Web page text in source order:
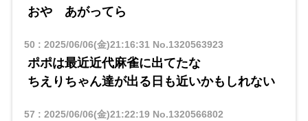
おや あがってら
50 : 2025/06/06(金)21:16:31No.1320563923
ポポは最近近代麻雀に出てたな
ちえりちゃん達が出る日も近いかもしれない
57 : 2025/06/06(金)21:22:19No.1320566802